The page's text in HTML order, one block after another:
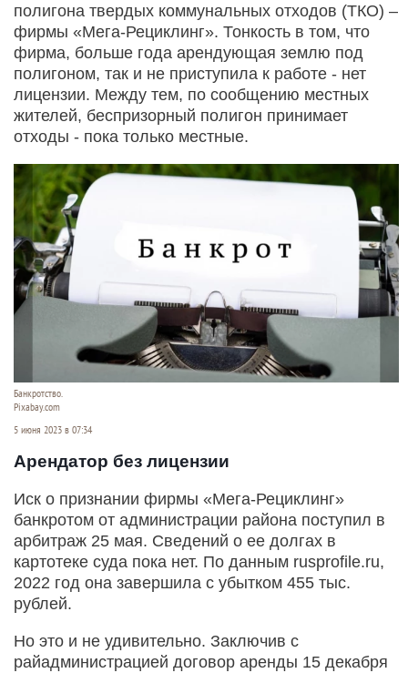
полигона твердых коммунальных отходов (ТКО) –
фирмы «Мега-Рециклинг». Тонкость в том, что
фирма, больше года арендующая землю под
полигоном, так и не приступила к работе - нет
лицензии. Между тем, по сообщению местных
жителей, беспризорный полигон принимает
отходы - пока только местные.
Банкротство.
Pixabay.com
5 июня 2023 в 07:34
Арендатор без лицензии
Иск о признании фирмы «Мега-Рециклинг»
банкротом от администрации района поступил в
арбитраж 25 мая. Сведений о ее долгах в
картотеке суда пока нет. По данным rusprofile.ru,
2022 год она завершила с убытком 455 тыс.
рублей.
Но это и не удивительно. Заключив с
райадминистрацией договор аренды 15 декабря